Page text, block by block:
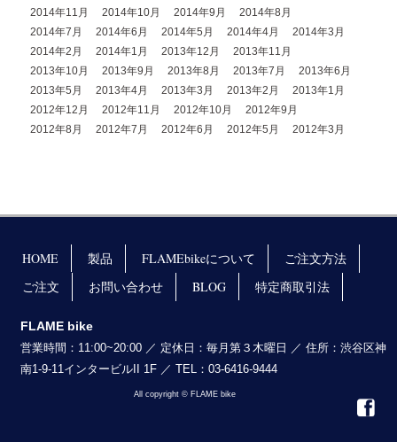
2014年11月
2014年10月 2014年9月
2014年8月
2014年7月
2014年6月 2014年5月 2014年4月
2014年3月
2014年2月
2014年1月 2013年12月
2013年11月
2013年10月
2013年9月 2013年8月 2013年7月
2013年6月
2013年5月
2013年4月 2013年3月 2013年2月
2013年1月
2012年12月
2012年11月 2012年10月
2012年9月
2012年8月
2012年7月 2012年6月 2012年5月 2012年3月
HOME 製品 FLAMEbikeについて
ご注文方法
ご注文
お問い合わせ BLOG 特定商取引法
FLAME bike
営業時間：11:00~20:00 ／ 定休日：毎月第３木曜日 ／ 住所：渋谷区神
南1-9-11インタービルII 1F ／ TEL：03-6416-9444
All copyright © FLAME bike